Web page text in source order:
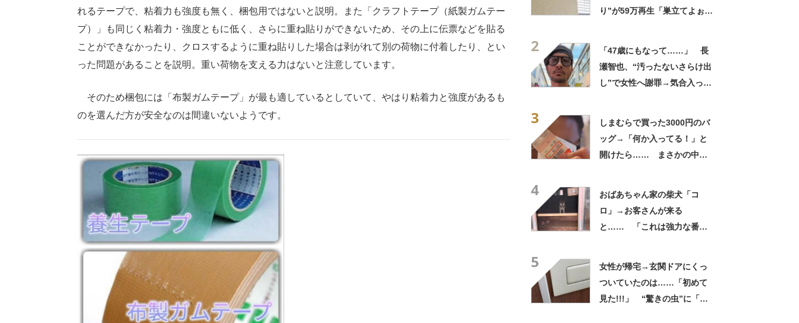
れるテープで、粘着力も強度も無く、梱包用ではないと説明。また「クラフトテープ（紙製ガムテー
プ）」も同じく粘着力・強度ともに低く、さらに重ね貼りができないため、その上に伝票などを貼る
ことができなかったり、クロスするように重ね貼りした場合は剥がれて別の荷物に付着したり、とい
った問題があることを説明。重い荷物を支える力はないと注意しています。
そのため梱包には「布製ガムテープ」が最も適しているとしていて、やはり粘着力と強度があるも
のを選んだ方が安全なのは間違いないようです。
り”が59万再生「巣立てよぉぉ
2
「47歳にもなって……」 長
瀬智也、“汚ったないさらけ出
し”で女性へ謝罪→気合入った
3
しまむらで買った3000円のバ
ッグ→「何か入ってる！」と
開けたら…… まさかの中身
4
おばあちゃん家の柴犬「コ
ロ」→お客さんが来る
と…… 「これは強力な番犬
5
女性が帰宅→玄関ドアにくっ
ついていたのは……「初めて
見た!!!」 “驚きの虫”に「良